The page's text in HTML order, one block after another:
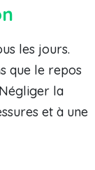
les jours.
que le repos
la
et à une